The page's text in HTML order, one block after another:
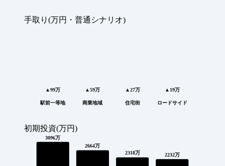
手取り(万円・普通シナリオ)
▲99万
駅前一等地
▲59万
商業地域
▲27万
住宅街
▲19万
ロードサイド
初期投資(万円)
3096万
2664万
2318万 2232万